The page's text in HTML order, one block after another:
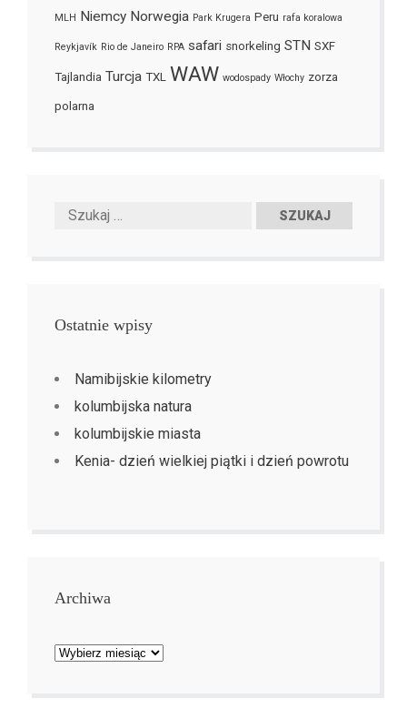
MLH Niemcy Norwegia Park Krugera Peru rafa koralowa
Reykjavík Rio de Janeiro RPA safari snorkeling STN SXF
Tajlandia Turcja TXL WAW wodospady Włochy zorza
polarna
Ostatnie wpisy
Namibijskie kilometry
kolumbijska natura
kolumbijskie miasta
Kenia- dzień wielkiej piątki i dzień powrotu
Archiwa
Archiwa